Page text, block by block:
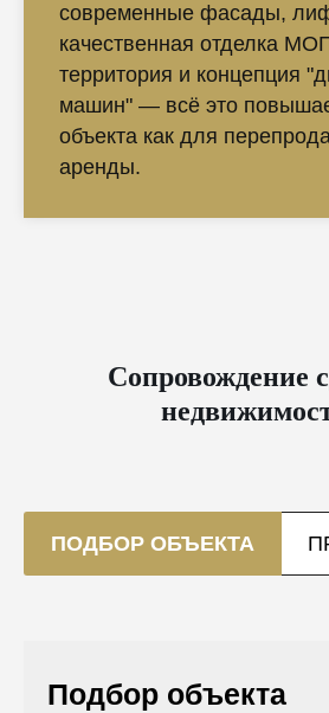
современные фасады,
качественная отделка
территория и концепция
машин" — всё это
объекта как для
аренды.
Сопровождение
ПОДБОР ОБЪЕКТА
Подбор объекта